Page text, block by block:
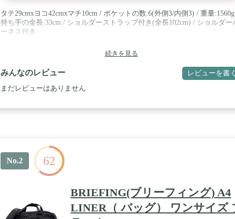
タテ29cmxヨコ42cmxマチ10cm / ポケットの数:6(外側3/内側3) / 重量
持ち手の全長:33cm / ショルダーストラップ付き(全長102cm) / ショルダー
ーネス付き
続きを見る
みんなのレビュー レビューを書く
まだレビューはありません
No.2 62
BRIEFING(ブリーフィング) A4
LINER（ バッグ） ワンサイズ